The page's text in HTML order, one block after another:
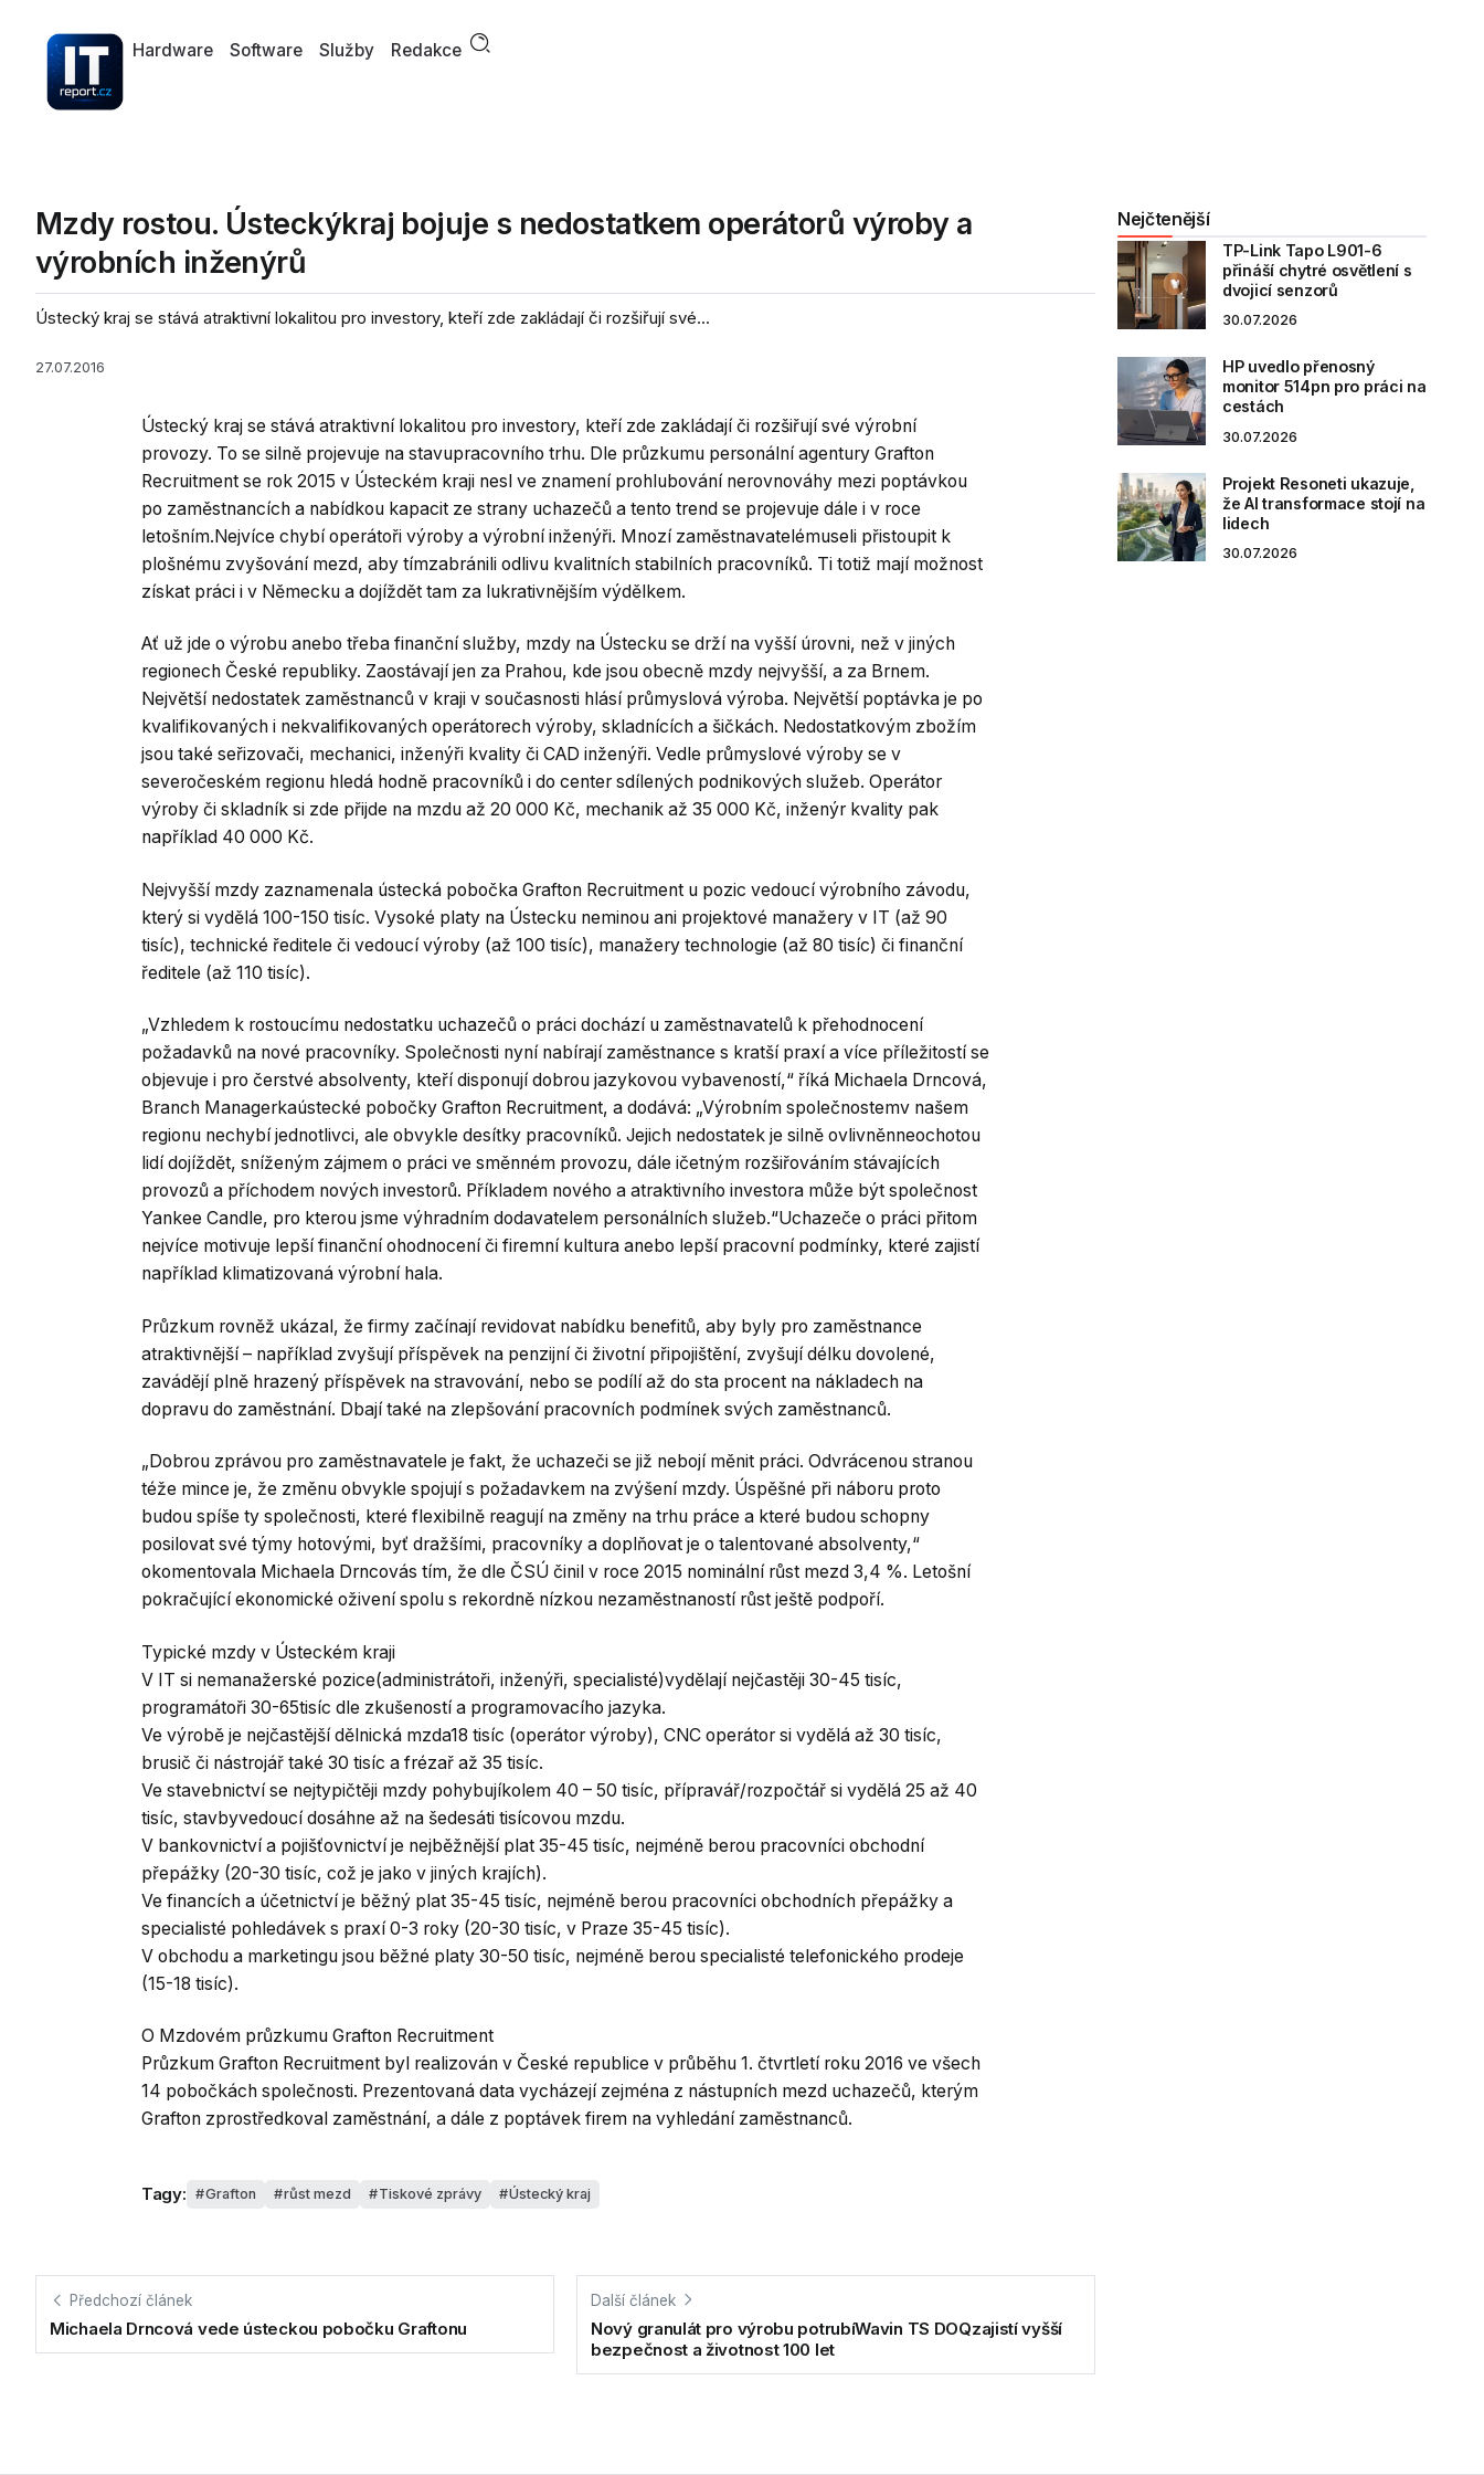
Hardware Software Služby Redakce
Mzdy rostou. Ústeckýkraj bojuje s nedostatkem operátorů výroby a
výrobních inženýrů
Ústecký kraj se stává atraktivní lokalitou pro investory, kteří zde zakládají či rozšiřují své...
27.07.2016
Ústecký kraj se stává atraktivní lokalitou pro investory, kteří zde zakládají či rozšiřují své výrobní
provozy. To se silně projevuje na stavupracovního trhu. Dle průzkumu personální agentury Grafton
Recruitment se rok 2015 v Ústeckém kraji nesl ve znamení prohlubování nerovnováhy mezi poptávkou
po zaměstnancích a nabídkou kapacit ze strany uchazečů a tento trend se projevuje dále i v roce
letošním.Nejvíce chybí operátoři výroby a výrobní inženýři. Mnozí zaměstnavatelémuseli přistoupit k
plošnému zvyšování mezd, aby tímzabránili odlivu kvalitních stabilních pracovníků. Ti totiž mají možnost
získat práci i v Německu a dojíždět tam za lukrativnějším výdělkem.
Ať už jde o výrobu anebo třeba finanční služby, mzdy na Ústecku se drží na vyšší úrovni, než v jiných
regionech České republiky. Zaostávají jen za Prahou, kde jsou obecně mzdy nejvyšší, a za Brnem.
Největší nedostatek zaměstnanců v kraji v současnosti hlásí průmyslová výroba. Největší poptávka je po
kvalifikovaných i nekvalifikovaných operátorech výroby, skladnících a šičkách. Nedostatkovým zbožím
jsou také seřizovači, mechanici, inženýři kvality či CAD inženýři. Vedle průmyslové výroby se v
severočeském regionu hledá hodně pracovníků i do center sdílených podnikových služeb. Operátor
výroby či skladník si zde přijde na mzdu až 20 000 Kč, mechanik až 35 000 Kč, inženýr kvality pak
například 40 000 Kč.
Nejvyšší mzdy zaznamenala ústecká pobočka Grafton Recruitment u pozic vedoucí výrobního závodu,
který si vydělá 100-150 tisíc. Vysoké platy na Ústecku neminou ani projektové manažery v IT (až 90
tisíc), technické ředitele či vedoucí výroby (až 100 tisíc), manažery technologie (až 80 tisíc) či finanční
ředitele (až 110 tisíc).
„Vzhledem k rostoucímu nedostatku uchazečů o práci dochází u zaměstnavatelů k přehodnocení
požadavků na nové pracovníky. Společnosti nyní nabírají zaměstnance s kratší praxí a více příležitostí se
objevuje i pro čerstvé absolventy, kteří disponují dobrou jazykovou vybaveností,“ říká Michaela Drncová,
Branch Managerkaústecké pobočky Grafton Recruitment, a dodává: „Výrobním společnostemv našem
regionu nechybí jednotlivci, ale obvykle desítky pracovníků. Jejich nedostatek je silně ovlivněnneochotou
lidí dojíždět, sníženým zájmem o práci ve směnném provozu, dále ičetným rozšiřováním stávajících
provozů a příchodem nových investorů. Příkladem nového a atraktivního investora může být společnost
Yankee Candle, pro kterou jsme výhradním dodavatelem personálních služeb.“Uchazeče o práci přitom
nejvíce motivuje lepší finanční ohodnocení či firemní kultura anebo lepší pracovní podmínky, které zajistí
například klimatizovaná výrobní hala.
Průzkum rovněž ukázal, že firmy začínají revidovat nabídku benefitů, aby byly pro zaměstnance
atraktivnější – například zvyšují příspěvek na penzijní či životní připojištění, zvyšují délku dovolené,
zavádějí plně hrazený příspěvek na stravování, nebo se podílí až do sta procent na nákladech na
dopravu do zaměstnání. Dbají také na zlepšování pracovních podmínek svých zaměstnanců.
„Dobrou zprávou pro zaměstnavatele je fakt, že uchazeči se již nebojí měnit práci. Odvrácenou stranou
téže mince je, že změnu obvykle spojují s požadavkem na zvýšení mzdy. Úspěšné při náboru proto
budou spíše ty společnosti, které flexibilně reagují na změny na trhu práce a které budou schopny
posilovat své týmy hotovými, byť dražšími, pracovníky a doplňovat je o talentované absolventy,“
okomentovala Michaela Drncovás tím, že dle ČSÚ činil v roce 2015 nominální růst mezd 3,4 %. Letošní
pokračující ekonomické oživení spolu s rekordně nízkou nezaměstnaností růst ještě podpoří.
Typické mzdy v Ústeckém kraji
V IT si nemanažerské pozice(administrátoři, inženýři, specialisté)vydělají nejčastěji 30-45 tisíc,
programátoři 30-65tisíc dle zkušeností a programovacího jazyka.
Ve výrobě je nejčastější dělnická mzda18 tisíc (operátor výroby), CNC operátor si vydělá až 30 tisíc,
brusič či nástrojář také 30 tisíc a frézař až 35 tisíc.
Ve stavebnictví se nejtypičtěji mzdy pohybujíkolem 40 – 50 tisíc, přípravář/rozpočtář si vydělá 25 až 40
tisíc, stavbyvedoucí dosáhne až na šedesáti tisícovou mzdu.
V bankovnictví a pojišťovnictví je nejběžnější plat 35-45 tisíc, nejméně berou pracovníci obchodní
přepážky (20-30 tisíc, což je jako v jiných krajích).
Ve financích a účetnictví je běžný plat 35-45 tisíc, nejméně berou pracovníci obchodních přepážky a
specialisté pohledávek s praxí 0-3 roky (20-30 tisíc, v Praze 35-45 tisíc).
V obchodu a marketingu jsou běžné platy 30-50 tisíc, nejméně berou specialisté telefonického prodeje
(15-18 tisíc).
O Mzdovém průzkumu Grafton Recruitment
Průzkum Grafton Recruitment byl realizován v České republice v průběhu 1. čtvrtletí roku 2016 ve všech
14 pobočkách společnosti. Prezentovaná data vycházejí zejména z nástupních mezd uchazečů, kterým
Grafton zprostředkoval zaměstnání, a dále z poptávek firem na vyhledání zaměstnanců.
Tagy: Grafton růst mezd Tiskové zprávy Ústecký kraj
Předchozí článek
Michaela Drncová vede ústeckou pobočku Graftonu
Další článek
Nový granulát pro výrobu potrubíWavin TS DOQzajistí vyšší
bezpečnost a životnost 100 let
Nejčtenější
TP-Link Tapo L901-6
přináší chytré osvětlení s
dvojicí senzorů
30.07.2026
HP uvedlo přenosný
monitor 514pn pro práci na
cestách
30.07.2026
Projekt Resoneti ukazuje,
že AI transformace stojí na
lidech
30.07.2026